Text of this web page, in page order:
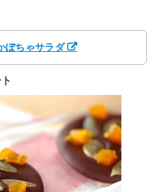
ぼちゃサラダ